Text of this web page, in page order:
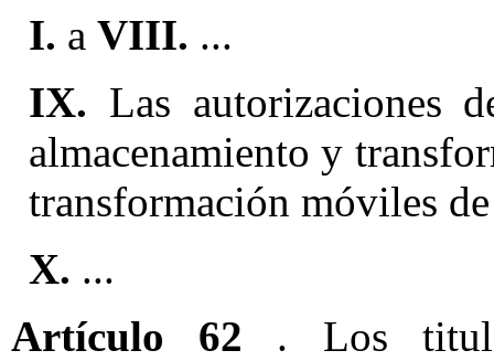
I. a VIII. ...
IX. Las autorizaciones
almacenamiento y
transformación móviles
X. ...
Artículo 62 . Los